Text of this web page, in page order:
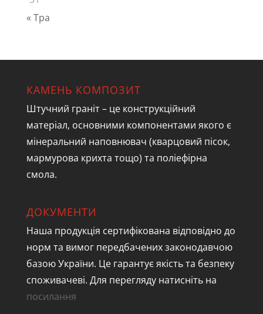
« Тра
КАМЕНЬ КОМПОЗИТ
Штучний граніт – це конструкційний
матеріал, основними компонентами якого є
мінеральний наповнювач (кварцовий пісок,
мармурова крихта тощо) та поліефірна
смола.
ДОКУМЕНТИ
Наша продукція сертифікована відповідно до
норм та вимог передбачених законодавчою
базою України. Це гарантує якість та безпеку
споживачеві. Для перегляду натисніть на
посилання